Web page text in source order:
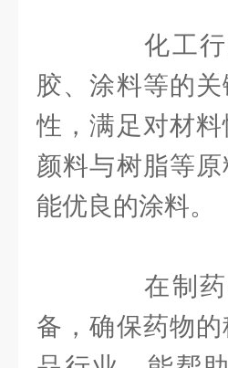
化工行
胶、涂料等的
性，满足对材
颜料与树脂等
能优良的涂料。
在制药
备，确保药物